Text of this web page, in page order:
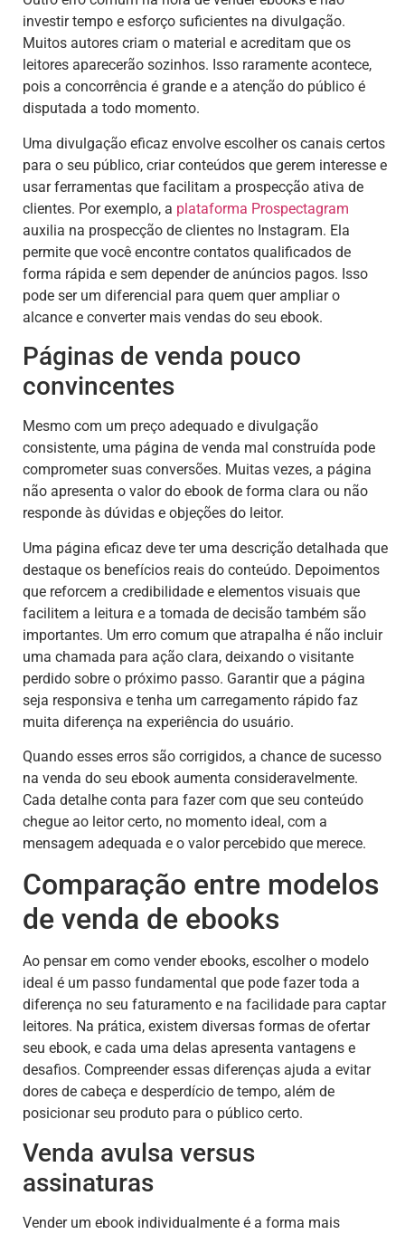
investir tempo e esforço suficientes na divulgação.
Muitos autores criam o material e acreditam que os
leitores aparecerão sozinhos. Isso raramente acontece,
pois a concorrência é grande e a atenção do público é
disputada a todo momento.
Uma divulgação eficaz envolve escolher os canais certos
para o seu público, criar conteúdos que gerem interesse e
usar ferramentas que facilitam a prospecção ativa de
clientes. Por exemplo, a plataforma Prospectagram
auxilia na prospecção de clientes no Instagram. Ela
permite que você encontre contatos qualificados de
forma rápida e sem depender de anúncios pagos. Isso
pode ser um diferencial para quem quer ampliar o
alcance e converter mais vendas do seu ebook.
Páginas de venda pouco
convincentes
Mesmo com um preço adequado e divulgação
consistente, uma página de venda mal construída pode
comprometer suas conversões. Muitas vezes, a página
não apresenta o valor do ebook de forma clara ou não
responde às dúvidas e objeções do leitor.
Uma página eficaz deve ter uma descrição detalhada que
destaque os benefícios reais do conteúdo. Depoimentos
que reforcem a credibilidade e elementos visuais que
facilitem a leitura e a tomada de decisão também são
importantes. Um erro comum que atrapalha é não incluir
uma chamada para ação clara, deixando o visitante
perdido sobre o próximo passo. Garantir que a página
seja responsiva e tenha um carregamento rápido faz
muita diferença na experiência do usuário.
Quando esses erros são corrigidos, a chance de sucesso
na venda do seu ebook aumenta consideravelmente.
Cada detalhe conta para fazer com que seu conteúdo
chegue ao leitor certo, no momento ideal, com a
mensagem adequada e o valor percebido que merece.
Comparação entre modelos
de venda de ebooks
Ao pensar em como vender ebooks, escolher o modelo
ideal é um passo fundamental que pode fazer toda a
diferença no seu faturamento e na facilidade para captar
leitores. Na prática, existem diversas formas de ofertar
seu ebook, e cada uma delas apresenta vantagens e
desafios. Compreender essas diferenças ajuda a evitar
dores de cabeça e desperdício de tempo, além de
posicionar seu produto para o público certo.
Venda avulsa versus
assinaturas
Vender um ebook individualmente é a forma mais